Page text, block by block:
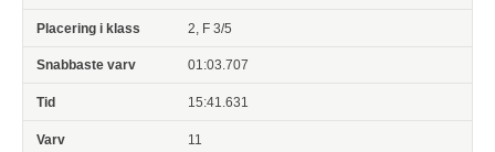
2, F 3/5
01:03.707
15:41.631
11